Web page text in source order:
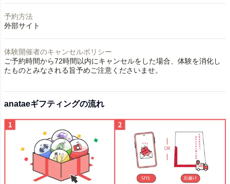
予約方法
外部サイト
体験開催者のキャンセルポリシー
ご予約時間から72時間以内にキャンセルをした場合、体験を消化し
たものとみなされる旨予めご注意くださいませ。
anataeギフティングの流れ